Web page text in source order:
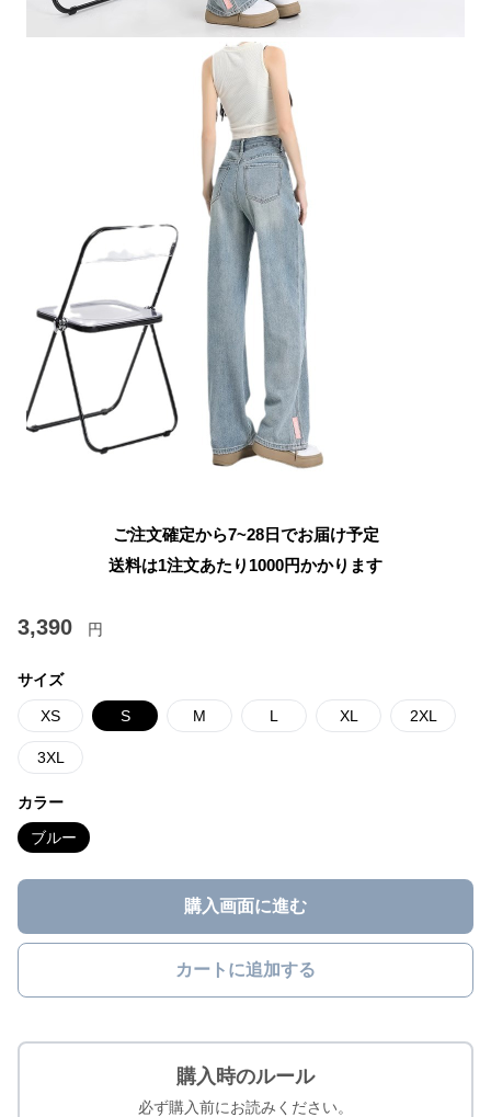
ご注文確定から7~28日でお届け予定
送料は1注文あたり 1000円かかります
3,390 円
サイズ
XS S M L XL 2XL
3XL
カラー
ブルー
購入画面に進む
カートに追加する
購入時のルール
必ず購入前にお読みください。